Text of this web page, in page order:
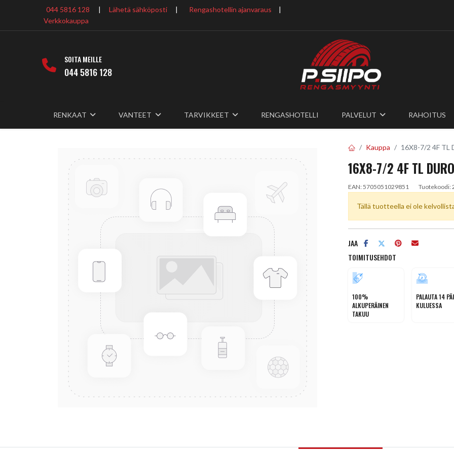
044 5816 128 | Lähetä sähköposti | Rengashotellin ajanvaraus
​ |
Verkkokauppa
SOITA MEILLE
044 5816 128
RENKAAT VANTEET TARVIKKEET RENGASHOTELLI PALVELUT RAHOITUS
Kauppa 16X8-7/2 4F TL
16X8-7/2 4F TL
EAN:5705051029851 Tuotekoodi:
Tällä tuotteella ei ole
JAA
TOIMITUSEHDOT
100%
ALKUPERÄINEN
TAKUU
PALAUTA 14
KULUESSA